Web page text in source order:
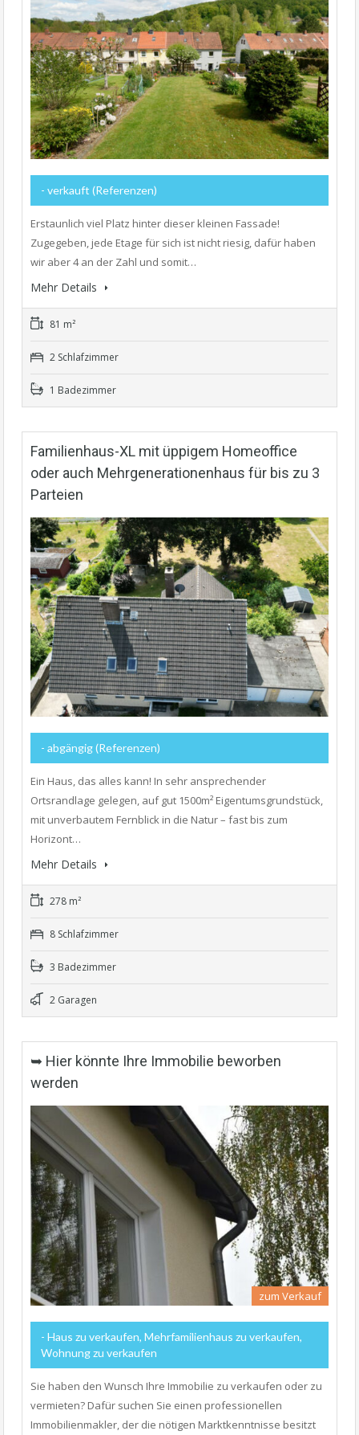
- verkauft (Referenzen)
Erstaunlich viel Platz hinter dieser kleinen Fassade!
Zugegeben, jede Etage für sich ist nicht riesig, dafür haben
wir aber 4 an der Zahl und somit…
Mehr Details
81 m²
2 Schlafzimmer
1 Badezimmer
Familienhaus-XL mit üppigem Homeoffice
oder auch Mehrgenerationenhaus für bis zu 3
Parteien
- abgängig (Referenzen)
Ein Haus, das alles kann! In sehr ansprechender
Ortsrandlage gelegen, auf gut 1500m² Eigentumsgrundstück,
mit unverbautem Fernblick in die Natur – fast bis zum
Horizont…
Mehr Details
278 m²
8 Schlafzimmer
3 Badezimmer
2 Garagen
➥ Hier könnte Ihre Immobilie beworben
werden
zum Verkauf
- Haus zu verkaufen, Mehrfamilienhaus zu verkaufen,
Wohnung zu verkaufen
Sie haben den Wunsch Ihre Immobilie zu verkaufen oder zu
vermieten? Dafür suchen Sie einen professionellen
Immobilienmakler, der die nötigen Marktkenntnisse besitzt